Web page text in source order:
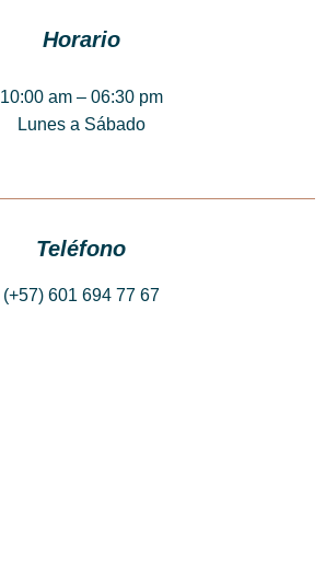
Horario
10:00 am – 06:30 pm
Lunes a Sábado
Teléfono
(+57) 601 694 77 67